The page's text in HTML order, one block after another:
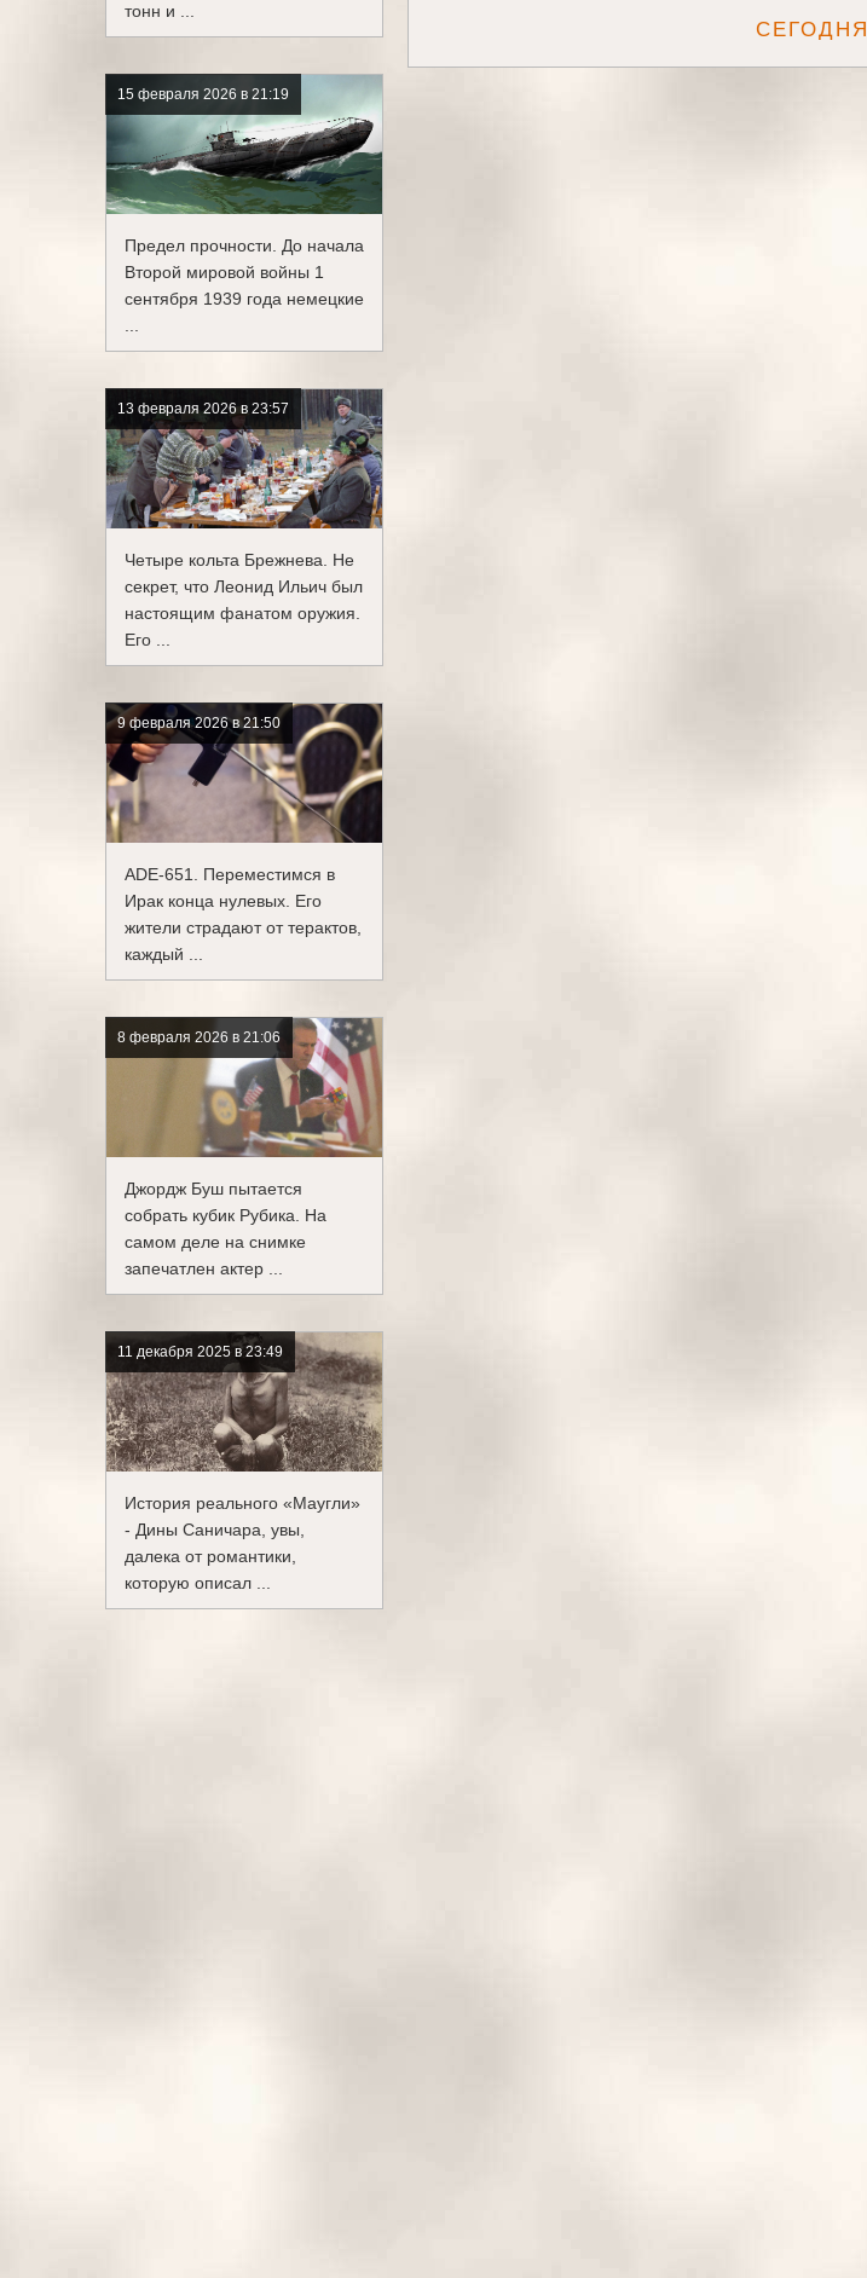
тонн и ...
15 февраля 2026 в 21:19
Предел прочности. До начала
Второй мировой войны 1
сентября 1939 года немецкие
13 февраля 2026 в 23:57
Четыре кольта Брежнева. Не
секрет, что Леонид Ильич был
настоящим фанатом оружия.
Его ...
9 февраля 2026 в 21:50
ADE-651. Переместимся в
Ирак конца нулевых. Его
жители страдают от терактов,
каждый ...
8 февраля 2026 в 21:06
Джордж Буш пытается
собрать кубик Рубика. На
самом деле на снимке
запечатлен актер ...
11 декабря 2025 в 23:49
История реального «Маугли»
- Дины Саничара, увы,
далека от романтики,
которую описал ...
СЕГОДНЯ